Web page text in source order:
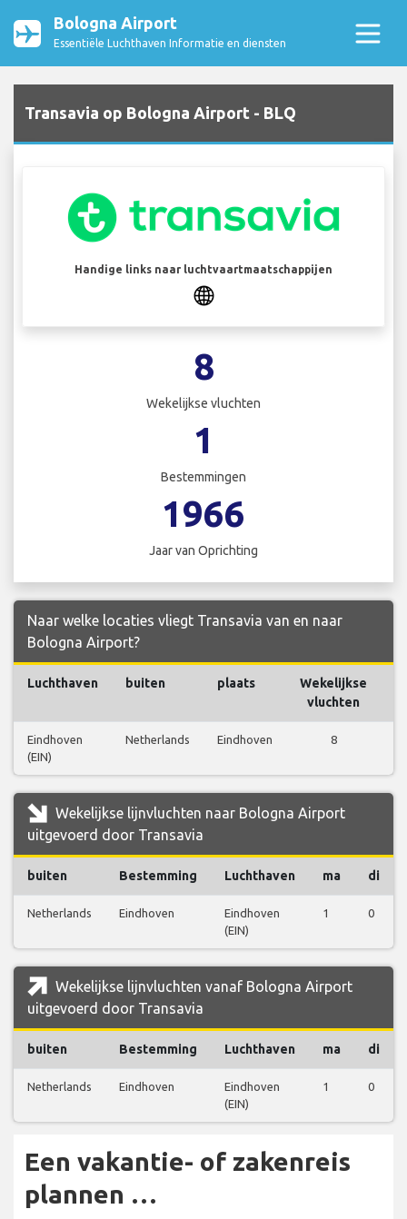
Bologna Airport
Essentiële Luchthaven Informatie en diensten
Transavia op Bologna Airport - BLQ
Handige links naar luchtvaartmaatschappijen
8
Wekelijkse vluchten
1
Bestemmingen
1966
Jaar van Oprichting
Naar welke locaties vliegt Transavia van en naar
Bologna Airport?
Luchthaven buiten plaats
Wekelijkse
vluchten
Eindhoven
(EIN)
Netherlands Eindhoven 8
Wekelijkse lijnvluchten naar Bologna Airport
uitgevoerd door Transavia
buiten Bestemming Luchthaven ma di
Netherlands Eindhoven
Eindhoven
(EIN)
1 0
Wekelijkse lijnvluchten vanaf Bologna Airport
uitgevoerd door Transavia
buiten Bestemming Luchthaven ma di
Netherlands Eindhoven
Eindhoven
(EIN)
1 0
Een vakantie- of zakenreis
plannen …